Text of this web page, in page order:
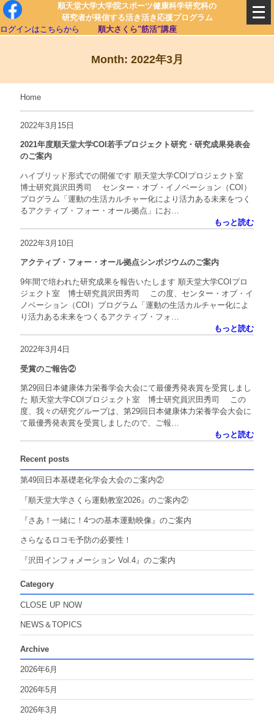
順天堂大学大学院スポーツ健康科学研究科の
研究者が発信する活き活き応援プログラム
ログインはこちらから
順大さくら"筋活"講座
Month: 2022年3月
Home
2022年3月15日
2021年度順天堂大学COI若手プロジェクト研究・研究成果発表会
のご案内
ハイブリッド形式での開催です 順天堂大学COIプロジェクト室
博士研究員沢田秀司 センター・オブ・イノベーション（COI）
プログラム「運動の生活カルチャー化により活力ある未来をつく
るアクティブ・フォー・オール拠点」にお…
もっと読む
2022年3月10日
アクティブ・フォー・オール拠点シンポジウムのご案内
9年間で培われた研究成果を報告いたします 順天堂大学COIプロ
ジェクト室 博士研究員沢田秀司 この度、センター・オブ・イ
ノベーション（COI）プログラム「運動の生活カルチャー化によ
り活力ある未来をつくるアクティブ・フォ…
もっと読む
2022年3月4日
受賞のご報告②
第29回日本健康体力栄養学会大会にて最優秀発表賞を受賞しまし
た 順天堂大学COIプロジェクト室 博士研究員沢田秀司 この
度、我々の研究グループは、第29回日本健康体力栄養学会大会に
て最優秀発表賞を受賞しましたので、ご報…
もっと読む
Recent posts
第49回日本基礎老化学会大会のご案内②
『順天堂大学さくら運動教室2026』のご案内②
『さあ！一緒に！4つの基本運動映像』のご案内
さらなるロコモ予防の必要性！
『沢田インフォメーション Vol.4』のご案内
Category
CLOSE UP NOW
NEWS＆TOPICS
Archive
2026年6月
2026年5月
2026年3月